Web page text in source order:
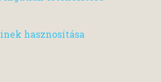
hasznosítása